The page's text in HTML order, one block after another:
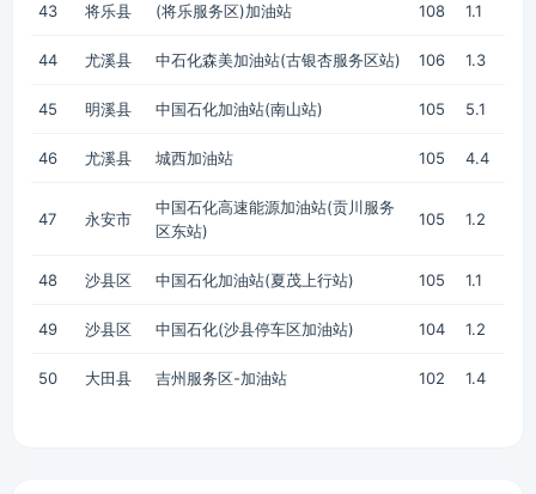
43 将乐县 (将乐服务区)加油站 108 1.1
44 尤溪县 中石化森美加油站(古银杏服务区站) 106 1.3
45 明溪县 中国石化加油站(南山站) 105 5.1
46 尤溪县 城西加油站 105 4.4
47 永安市
中国石化高速能源加油站(贡川服务
区东站)
105 1.2
48 沙县区 中国石化加油站(夏茂上行站) 105 1.1
49 沙县区 中国石化(沙县停车区加油站) 104 1.2
50 大田县 吉州服务区-加油站 102 1.4